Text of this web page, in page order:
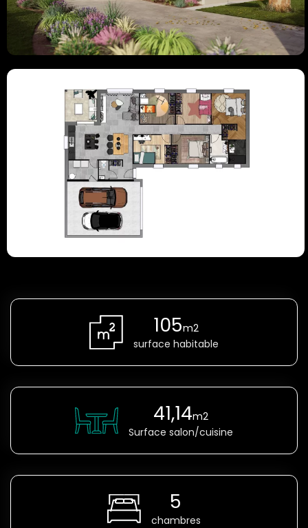
105m2
surface habitable
41,14m2
Surface salon/cuisine
5
chambres